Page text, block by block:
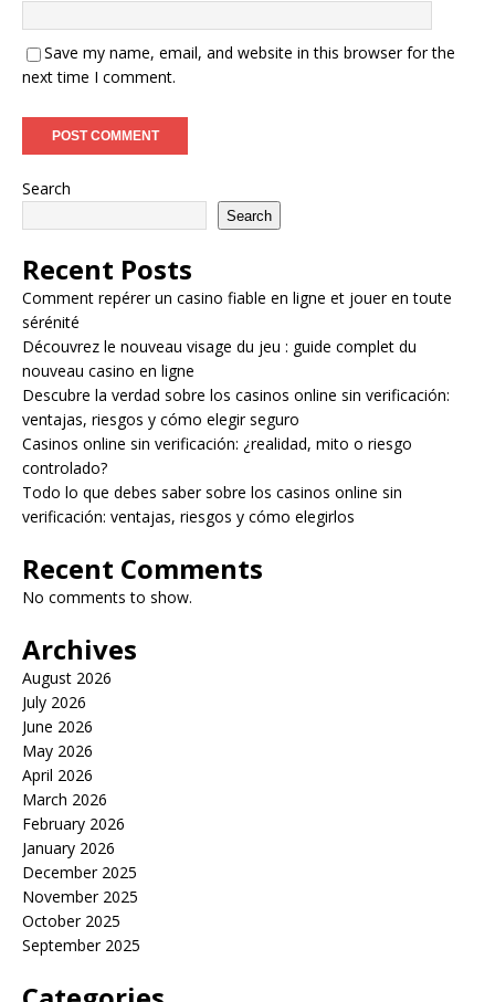
Save my name, email, and website in this browser for the
next time I comment.
Search
Search
Recent Posts
Comment repérer un casino fiable en ligne et jouer en toute
sérénité
Découvrez le nouveau visage du jeu : guide complet du
nouveau casino en ligne
Descubre la verdad sobre los casinos online sin verificación:
ventajas, riesgos y cómo elegir seguro
Casinos online sin verificación: ¿realidad, mito o riesgo
controlado?
Todo lo que debes saber sobre los casinos online sin
verificación: ventajas, riesgos y cómo elegirlos
Recent Comments
No comments to show.
Archives
August 2026
July 2026
June 2026
May 2026
April 2026
March 2026
February 2026
January 2026
December 2025
November 2025
October 2025
September 2025